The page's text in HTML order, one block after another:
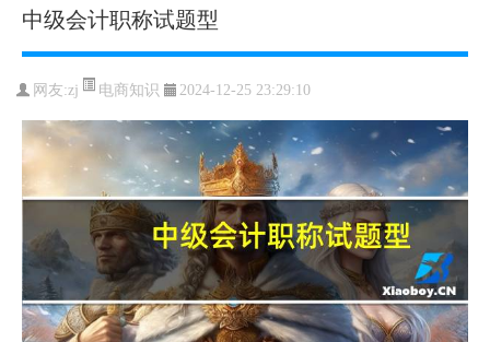
中级会计职称试题型
网友:zj 电商知识 2024-12-25 23:29:10